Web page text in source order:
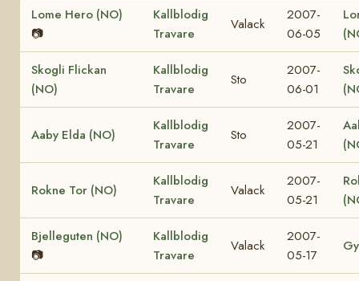
Lome Hero (NO)
📷
Kallblodig
Travare
Valack
2007-
06-05
Skogli Flickan
(NO)
Kallblodig
Travare
Sto
2007-
06-01
Aaby Elda (NO)
Kallblodig
Travare
Sto
2007-
05-21
Rokne Tor (NO)
Kallblodig
Travare
Valack
2007-
05-21
Bjelleguten (NO)
📷
Kallblodig
Travare
Valack
2007-
05-17